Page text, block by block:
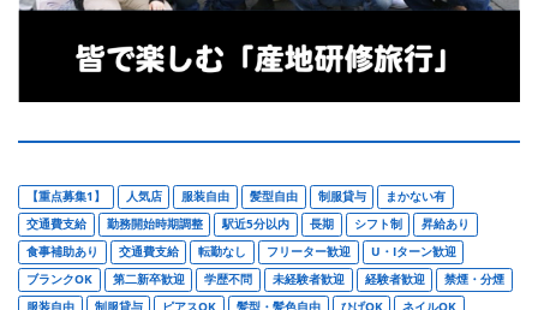
【重点募集1】 人気店 服装自由 髪型自由 制服貸与
まかない有
交通費支給
勤務開始時期調整 駅近5分以内 長期 シフト制
昇給あり
食事補助あり
交通費支給 転勤なし フリーター歓迎
U・Iターン歓迎
ブランクOK
第二新卒歓迎 学歴不問 未経験者歓迎 経験者歓迎
禁煙・分煙
服装自由
制服貸与 ピアスOK 髪型・髪色自由 ひげOK
ネイルOK